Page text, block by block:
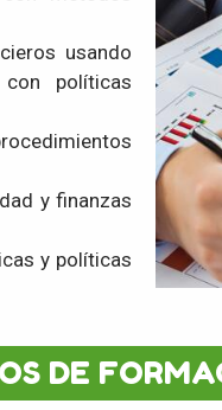
usando
políticas
y finanzas
y políticas
DE